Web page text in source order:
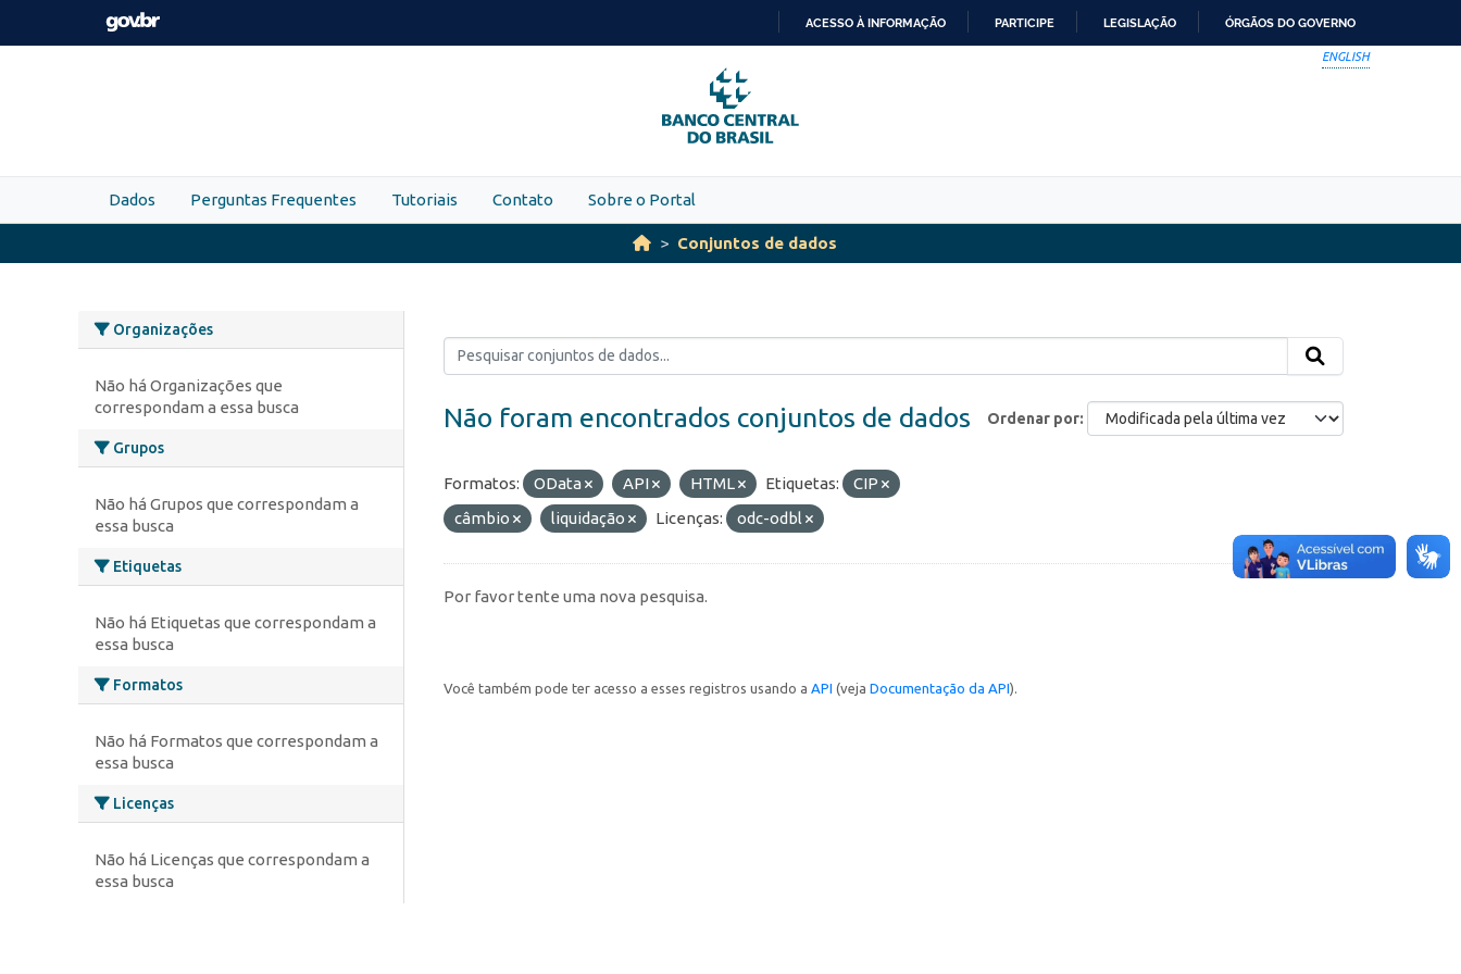
Skip to main content
PARA
O
CONTEÚDO
ACESSO À INFORMAÇÃO PARTICIPE LEGISLAÇÃO ÓRGÃOS DO GOVERNO
ENGLISH
Dados Perguntas Frequentes Tutoriais Contato Sobre o Portal
Conjuntos de dados
Organizações
Não há Organizações que
correspondam a essa busca
Grupos
Não há Grupos que correspondam a
essa busca
Etiquetas
Não há Etiquetas que correspondam a
essa busca
Formatos
Não há Formatos que correspondam a
essa busca
Licenças
Não há Licenças que correspondam a
essa busca
Ordenar por
Não foram encontrados conjuntos de dados
Formatos: OData API HTML Etiquetas:
CIP
câmbio
liquidação Licenças: odc-odbl
Por favor tente uma nova pesquisa.
Você também pode ter acesso a esses registros usando a API (veja Documentação da API).